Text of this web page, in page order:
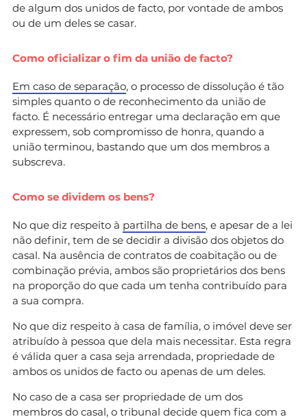
de algum dos unidos de facto, por vontade de ambos
ou de um deles se casar.
Como oficializar o fim da união de facto?
Em caso de separação, o processo de dissolução é tão
simples quanto o de reconhecimento da união de
facto. É necessário entregar uma declaração em que
expressem, sob compromisso de honra, quando a
união terminou, bastando que um dos membros a
subscreva.
Como se dividem os bens?
No que diz respeito à partilha de bens, e apesar de a lei
não definir, tem de se decidir a divisão dos objetos do
casal. Na ausência de contratos de coabitação ou de
combinação prévia, ambos são proprietários dos bens
na proporção do que cada um tenha contribuído para
a sua compra.
No que diz respeito à casa de família, o imóvel deve ser
atribuído à pessoa que dela mais necessitar. Esta regra
é válida quer a casa seja arrendada, propriedade de
ambos os unidos de facto ou apenas de um deles.
No caso de a casa ser propriedade de um dos
membros do casal, o tribunal decide quem fica com a